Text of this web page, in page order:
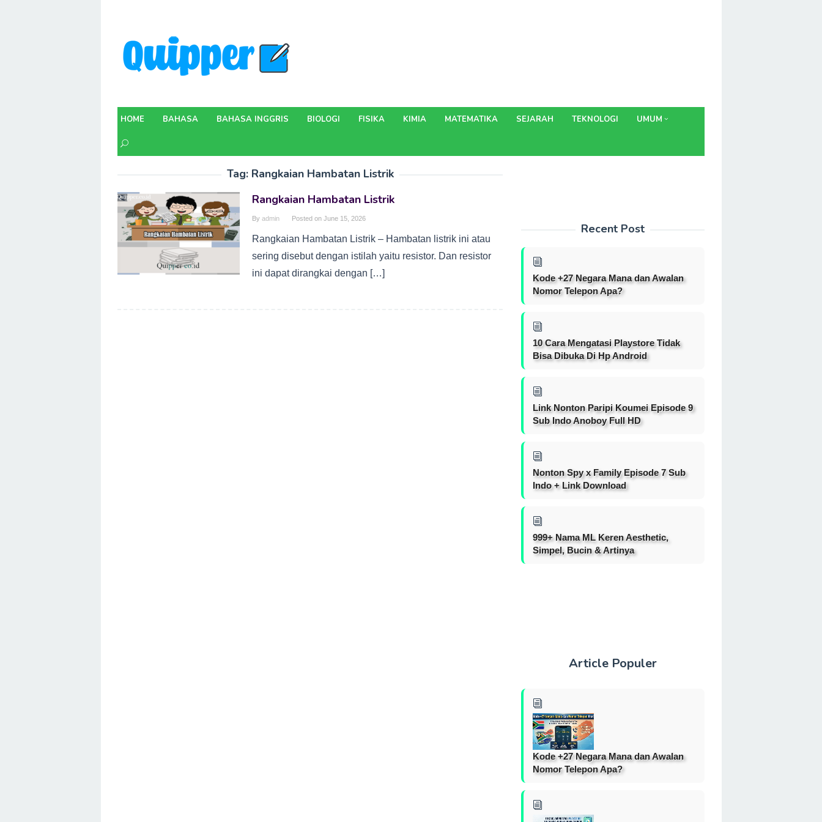
content
HOME BAHASA BAHASA INGGRIS BIOLOGI FISIKA KIMIA MATEMATIKA SEJARAH TEKNOLOGI UMUM
Tag: Rangkaian Hambatan Listrik
Rangkaian Hambatan Listrik
By admin Posted on June 15, 2026
Rangkaian Hambatan Listrik – Hambatan listrik ini atau
sering disebut dengan istilah yaitu resistor. Dan resistor
ini dapat dirangkai dengan […]
Recent Post
Kode +27 Negara Mana dan Awalan
Nomor Telepon Apa?
10 Cara Mengatasi Playstore Tidak
Bisa Dibuka Di Hp Android
Link Nonton Paripi Koumei Episode 9
Sub Indo Anoboy Full HD
Nonton Spy x Family Episode 7 Sub
Indo + Link Download
999+ Nama ML Keren Aesthetic,
Simpel, Bucin & Artinya
Article Populer
Kode +27 Negara Mana dan Awalan
Nomor Telepon Apa?